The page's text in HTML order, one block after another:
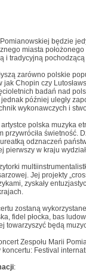
będzie
miasta
i tradycyjną
zarówno polskie
jak Chopin czy
badań nad
później uległy
wykonawczych i
artystce polska muzyka
przywróciła świetność.
odznaczeń
pierwszy w kraju
Jej projekty
zyskały
zostaną
fidel płocka, bas
towarzyszyć będą
Zespołu Marii
koncertu: Festival
: